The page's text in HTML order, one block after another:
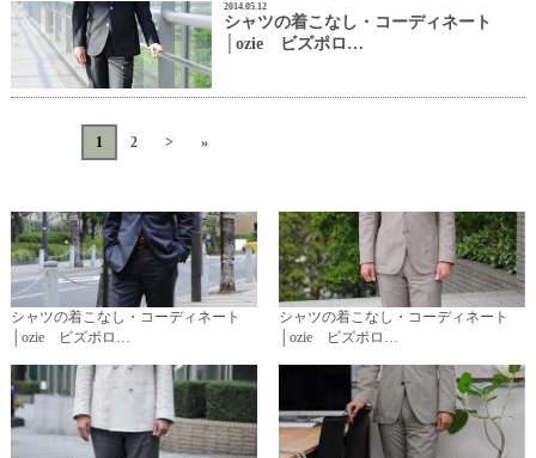
2014.05.12
シャツの着こなし・コーディネート
│ozie ビズポロ…
1 2 > »
シャツの着こなし・コーディネート
│ozie ビズポロ…
シャツの着こなし・コーディネート
│ozie ビズポロ…